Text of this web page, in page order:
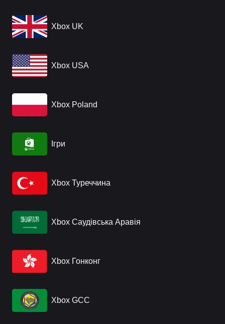
Xbox UK
Xbox USA
Xbox Poland
Ігри
Xbox Туреччина
Xbox Саудівська Аравія
Xbox Гонконг
Xbox GCC